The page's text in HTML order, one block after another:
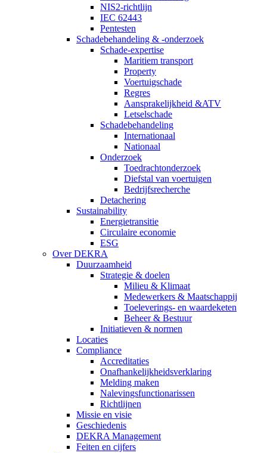
NIS2-richtlijn
IEC 62443
Pentesten
Schadebehandeling & -onderzoek
Schade-expertise
Maritiem transport
Property
Voertuigschade
Regres
Aansprakelijkheid &ATV
Letselschade
Schadebehandeling
Internationaal
Nationaal
Onderzoek
Toedrachtonderzoek
Diefstal van voertuigen
Bedrijfsrecherche
Detachering
Sustainability
Energietransitie
Circulaire economie
ESG
Over DEKRA
Duurzaamheid
Strategie & doelen
Milieu & Klimaat
Medewerkers & Maatschappij
Toeleverings- en waardeketen
Beheer & Bestuur
Initiatieven & normen
Locaties
Compliance
Accreditaties
Onafhankelijkheidsverklaring
Melding maken
Nalevingsfunctionarissen
Richtlijnen
Missie en visie
Geschiedenis
DEKRA Management
Feiten en cijfers